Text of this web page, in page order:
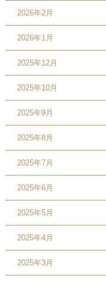
2026年2月
2026年1月
2025年12月
2025年10月
2025年9月
2025年8月
2025年7月
2025年6月
2025年5月
2025年4月
2025年3月